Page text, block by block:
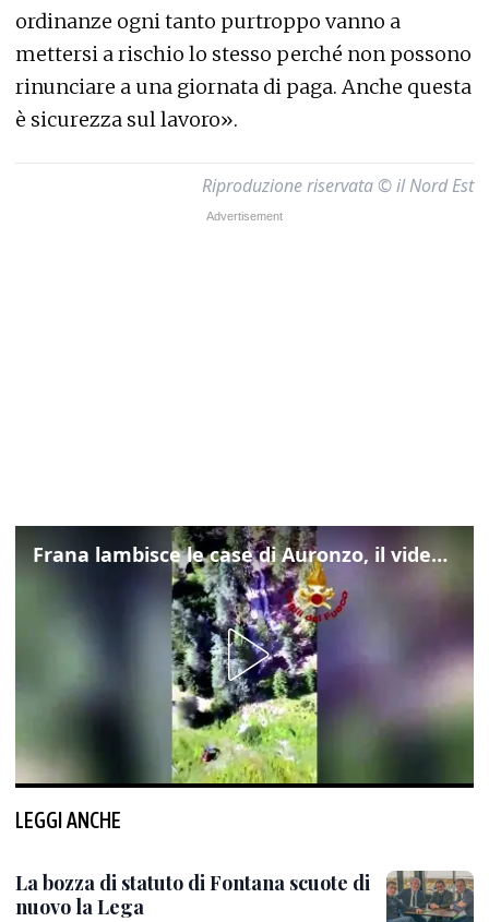
ordinanze ogni tanto purtroppo vanno a
mettersi a rischio lo stesso perché non possono
rinunciare a una giornata di paga. Anche questa
è sicurezza sul lavoro».
Riproduzione riservata © il Nord Est
Frana lambisce le case di Auronzo, il video dall'elicottero dei vigili del fuoco
LEGGI ANCHE
La bozza di statuto di Fontana scuote di
nuovo la Lega